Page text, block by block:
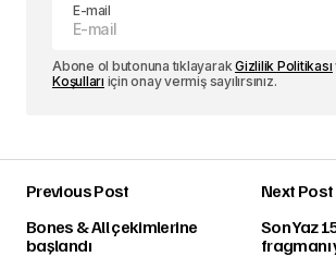
E-mail
Abone ol butonuna tıklayarakGizlilik Politikası
Koşulları için onay vermiş sayılırsınız.
Previous Post
Bones & All çekimlerine
başlandı
Next Post
Son Yaz
fragmanı